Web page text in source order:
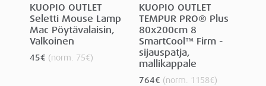
KUOPIO OUTLET
Seletti Mouse Lamp
Mac Pöytävalaisin,
Valkoinen
45€ (norm. 75€)
KUOPIO OUTLET
TEMPUR PRO® Plus
80x200cm 8
SmartCool™ Firm -
sijauspatja,
mallikappale
764€ (norm. 1158€)